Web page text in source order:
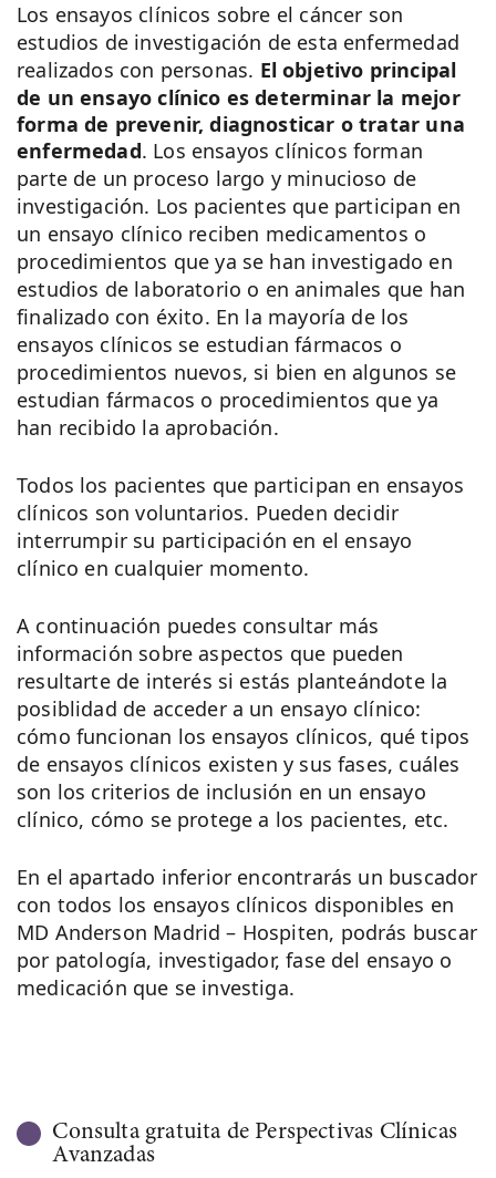
Los ensayos clínicos sobre el cáncer son
estudios de investigación de esta enfermedad
realizados con personas. El objetivo principal
de un ensayo clínico es determinar la mejor
forma de prevenir, diagnosticar o tratar una
enfermedad. Los ensayos clínicos forman
parte de un proceso largo y minucioso de
investigación. Los pacientes que participan en
un ensayo clínico reciben medicamentos o
procedimientos que ya se han investigado en
estudios de laboratorio o en animales que han
finalizado con éxito. En la mayoría de los
ensayos clínicos se estudian fármacos o
procedimientos nuevos, si bien en algunos se
estudian fármacos o procedimientos que ya
han recibido la aprobación.
Todos los pacientes que participan en ensayos
clínicos son voluntarios. Pueden decidir
interrumpir su participación en el ensayo
clínico en cualquier momento.
A continuación puedes consultar más
información sobre aspectos que pueden
resultarte de interés si estás planteándote la
posiblidad de acceder a un ensayo clínico:
cómo funcionan los ensayos clínicos, qué tipos
de ensayos clínicos existen y sus fases, cuáles
son los criterios de inclusión en un ensayo
clínico, cómo se protege a los pacientes, etc.
En el apartado inferior encontrarás un buscador
con todos los ensayos clínicos disponibles en
MD Anderson Madrid – Hospiten, podrás buscar
por patología, investigador, fase del ensayo o
medicación que se investiga.
Consulta gratuita de Perspectivas Clínicas
Avanzadas